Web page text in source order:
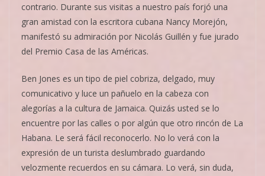
contrario. Du­rante sus visitas a nuestro país forjó una
gran amistad con la escritora cubana Nancy Morejón,
manifestó su admiración por Nicolás Guillén y fue jurado
del Premio Casa de las Américas.
Ben Jones es un tipo de piel cobriza, delgado, muy
comunicativo y luce un pañuelo en la cabeza con
alegorías a la cultura de Ja­maica. Quizás usted se lo
encuentre por las calles o por algún que otro rincón de La
Habana. Le será fácil reconocerlo. No lo verá con la
expresión de un turista deslumbrado guardando
velozmente recuerdos en su cámara. Lo verá, sin duda,